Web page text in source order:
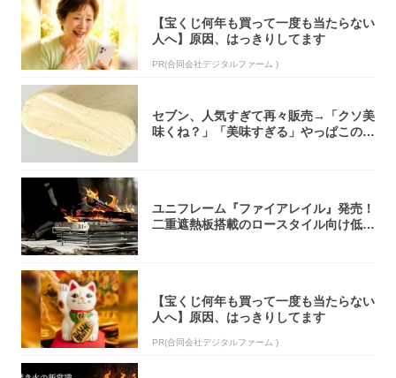
【宝くじ何年も買って一度も当たらない
人へ】原因、はっきりしてます
PR(合同会社デジタルファーム )
セブン、人気すぎて再々販売→「クソ美
味くね？」「美味すぎる」やっぱこのク
ユニフレーム『ファイアレイル』発売！
二重遮熱板搭載のロースタイル向け低型
【宝くじ何年も買って一度も当たらない
人へ】原因、はっきりしてます
PR(合同会社デジタルファーム )